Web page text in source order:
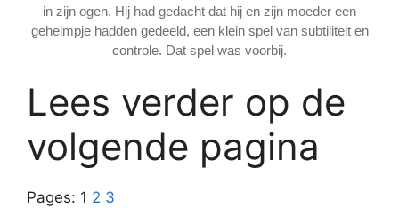
in zijn ogen. Hij had gedacht dat hij en zijn moeder een
geheimpje hadden gedeeld, een klein spel van subtiliteit en
controle. Dat spel was voorbij.
Lees verder op de
volgende pagina
Pages: 1 2 3